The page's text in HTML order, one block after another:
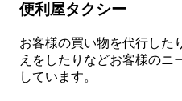
便利屋タクシー
お客様の買い物を代行した
えをしたりなどお客様のニ
しています。